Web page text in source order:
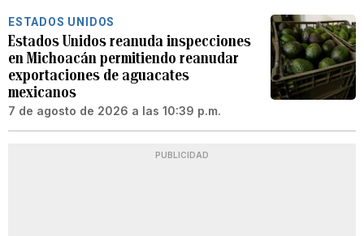
ESTADOS UNIDOS
Estados Unidos reanuda inspecciones
en Michoacán permitiendo reanudar
exportaciones de aguacates
mexicanos
7 de agosto de 2026 a las 10:39 p.m.
PUBLICIDAD